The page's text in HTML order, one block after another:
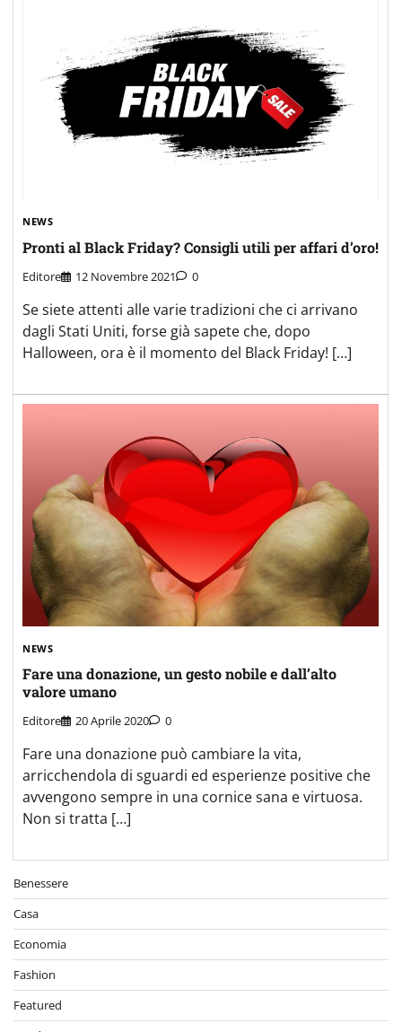
NEWS
Pronti al Black Friday? Consigli utili per affari d’oro!
Editore 12 Novembre 2021 0
Se siete attenti alle varie tradizioni che ci arrivano
dagli Stati Uniti, forse già sapete che, dopo
Halloween, ora è il momento del Black Friday! […]
NEWS
Fare una donazione, un gesto nobile e dall’alto
valore umano
Editore 20 Aprile 2020 0
Fare una donazione può cambiare la vita,
arricchendola di sguardi ed esperienze positive che
avvengono sempre in una cornice sana e virtuosa.
Non si tratta […]
Benessere
Casa
Economia
Fashion
Featured